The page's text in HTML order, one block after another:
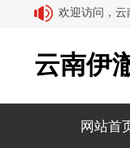
欢迎访问，云
云南伊
网站首